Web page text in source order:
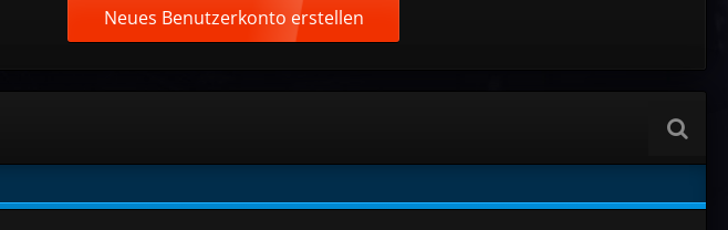
Neues Benutzerkonto erstellen